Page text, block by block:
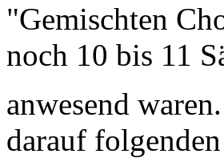
"Gemischten
noch 10 bis 11
anwesend waren.
darauf folgenden